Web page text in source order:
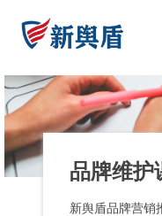
品牌维护
新舆盾品牌营销